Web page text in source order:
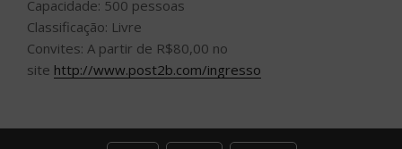
Capacidade: 500 pessoas
Classificação: Livre
Convites: A partir de R$80,00 no
site http://www.post2b.com/ingresso